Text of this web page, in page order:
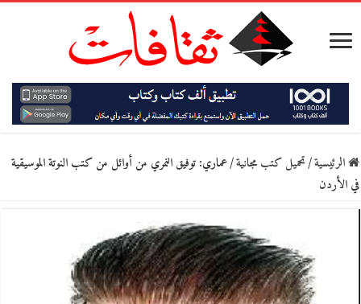
الرئيسية/تحميل كتب مجانية/عماري: توفيق النمري من أوائل من كتب النوتة الموسيقية
في الأردن